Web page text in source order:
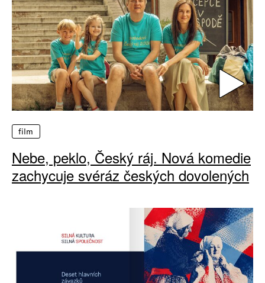
film
Nebe, peklo, Český ráj. Nová komedie
zachycuje svéráz českých dovolených